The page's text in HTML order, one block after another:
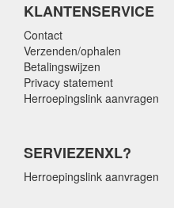
KLANTENSERVICE
Contact
Verzenden/ophalen
Betalingswijzen
Privacy statement
Herroepingslink aanvragen
SERVIEZENXL?
Herroepingslink aanvragen